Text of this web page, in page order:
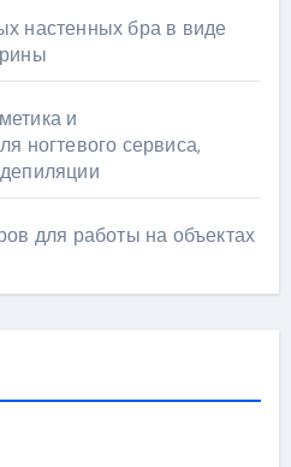
настенных бра в виде
и
ногтевого сервиса,
для работы на объектах